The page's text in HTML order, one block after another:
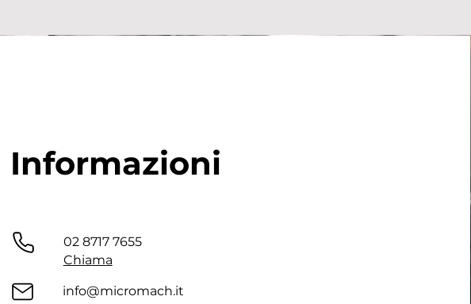
Informazioni
02 8717 7655
Chiama
info@micromach.it